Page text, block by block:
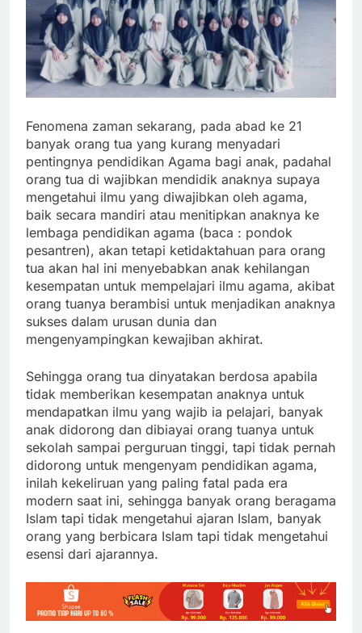
Fenomena zaman sekarang, pada abad ke 21
banyak orang tua yang kurang menyadari
pentingnya pendidikan Agama bagi anak, padahal
orang tua di wajibkan mendidik anaknya supaya
mengetahui ilmu yang diwajibkan oleh agama,
baik secara mandiri atau menitipkan anaknya ke
lembaga pendidikan agama (baca : pondok
pesantren), akan tetapi ketidaktahuan para orang
tua akan hal ini menyebabkan anak kehilangan
kesempatan untuk mempelajari ilmu agama, akibat
orang tuanya berambisi untuk menjadikan anaknya
sukses dalam urusan dunia dan
mengenyampingkan kewajiban akhirat.
Sehingga orang tua dinyatakan berdosa apabila
tidak memberikan kesempatan anaknya untuk
mendapatkan ilmu yang wajib ia pelajari, banyak
anak didorong dan dibiayai orang tuanya untuk
sekolah sampai perguruan tinggi, tapi tidak pernah
didorong untuk mengenyam pendidikan agama,
inilah kekeliruan yang paling fatal pada era
modern saat ini, sehingga banyak orang beragama
Islam tapi tidak mengetahui ajaran Islam, banyak
orang yang berbicara Islam tapi tidak mengetahui
esensi dari ajarannya.